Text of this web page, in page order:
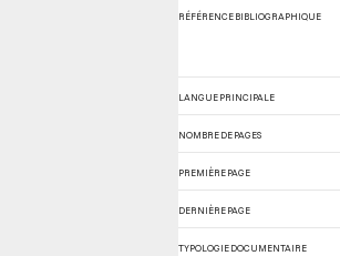
RÉFÉRENCE BIBLIOGRAPHIQUE
LANGUE PRINCIPALE
NOMBRE DE PAGES
PREMIÈRE PAGE
DERNIÈRE PAGE
TYPOLOGIE DOCUMENTAIRE